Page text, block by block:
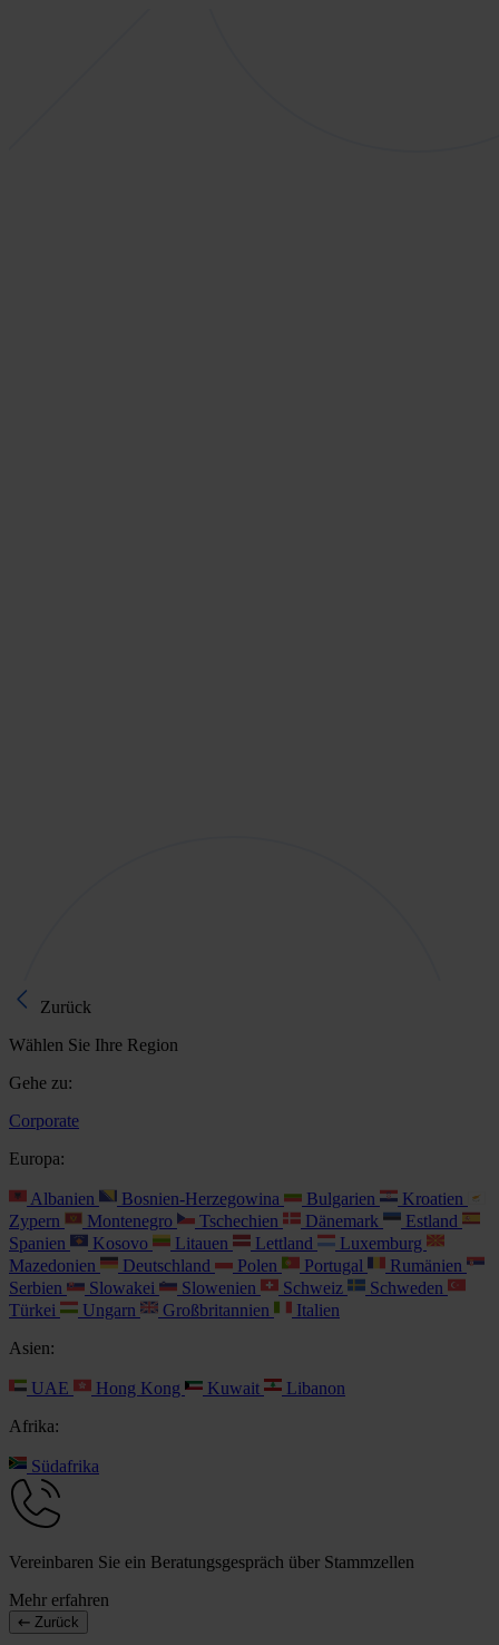
Zurück
Wählen Sie Ihre Region
Gehe zu:
Corporate
Europa:
Albanien Bosnien-Herzegowina Bulgarien
Kroatien
Zypern
Montenegro Tschechien Dänemark
Estland
Spanien
Kosovo Litauen Lettland
Luxemburg
Mazedonien
Deutschland Polen Portugal
Rumänien
Serbien
Slowakei Slowenien Schweiz
Schweden
Türkei
Ungarn Großbritannien
Italien
Asien:
UAE Hong Kong Kuwait
Libanon
Afrika:
Südafrika
Vereinbaren Sie ein Beratungsgespräch über Stammzellen
Mehr erfahren
Zurück